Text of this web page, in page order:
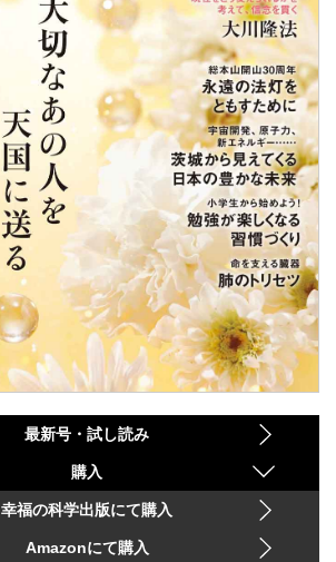
最新号・試し読み
購入
幸福の科学出版にて購入
Amazonにて購入